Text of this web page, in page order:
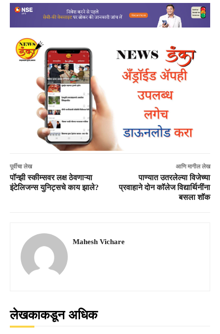
पूर्वीचा लेख
पॉन्झी स्कीम्सवर लक्ष ठेवणाऱ्या
इंटेलिजन्स युनिट्सचे काय झाले?
आणि मागील लेख
पाण्यात उतरलेल्या विजेच्या
प्रवाहाने दोन कॉलेज विद्यार्थिनींना
बसला शॉक
Mahesh Vichare
लेखकाकडून अधिक